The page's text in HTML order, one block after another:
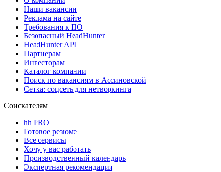
Наши вакансии
Реклама на сайте
Требования к ПО
Безопасный HeadHunter
HeadHunter API
Партнерам
Инвесторам
Каталог компаний
Поиск по вакансиям в Ассиновской
Сетка: соцсеть для нетворкинга
Соискателям
hh PRO
Готовое резюме
Все сервисы
Хочу у вас работать
Производственный календарь
Экспертная рекомендация